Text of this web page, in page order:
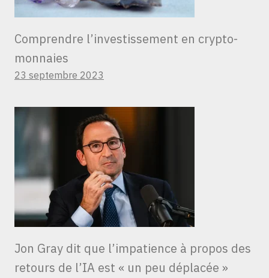
Comprendre l’investissement en crypto-
monnaies
23 septembre 2023
Jon Gray dit que l’impatience à propos des
retours de l’IA est « un peu déplacée »